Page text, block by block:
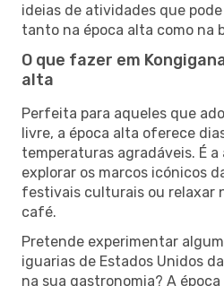
ideias de atividades que
tanto na época alta como na
O que fazer em
alta
Perfeita para aqueles que
livre, a época alta oferece
temperaturas agradáveis. É
explorar os marcos icónicos
festivais culturais ou relaxar
café.
Pretende experimentar
iguarias de Estados Unidos
na sua gastronomia? A